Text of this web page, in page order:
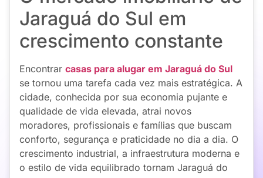
Jaraguá do Sul em
crescimento constante
Encontrar casas para alugar em Jaraguá do Sul
se tornou uma tarefa cada vez mais estratégica. A
cidade, conhecida por sua economia pujante e
qualidade de vida elevada, atrai novos
moradores, profissionais e famílias que buscam
conforto, segurança e praticidade no dia a dia. O
crescimento industrial, a infraestrutura moderna e
o estilo de vida equilibrado tornam Jaraguá do